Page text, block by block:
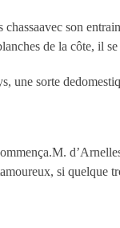
son
de la côte, il
une sorte
si quelque